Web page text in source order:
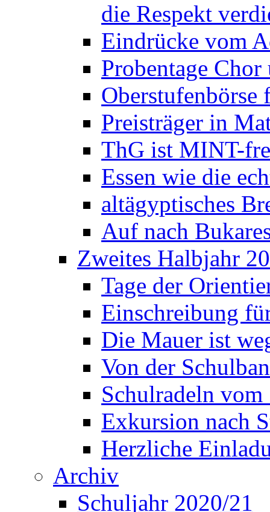
die Respekt
Eindrücke vom
Probentage
Preisträger in
ThG ist MINT-
Essen wie die
altägyptisches
Auf nach
Zweites Halbjahr
Tage der
Einschreibung
Die Mauer ist
Von der
Schulradeln
Exkursion nach
Herzliche
Archiv
Schuljahr 2020/21